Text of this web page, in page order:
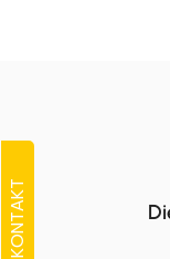
KONTAKT